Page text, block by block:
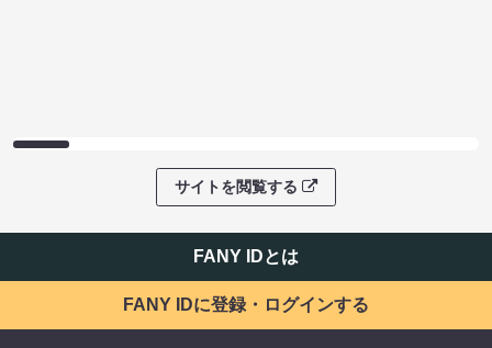
サイトを閲覧する
FANY IDとは
FANY IDに登録・ログインする